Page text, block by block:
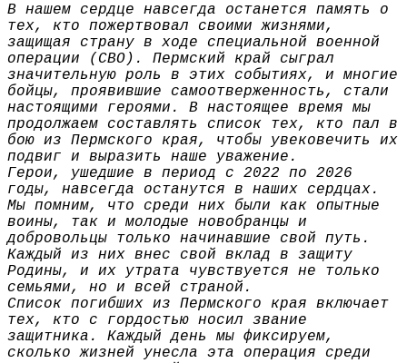
В нашем сердце навсегда останется память о
тех, кто пожертвовал своими жизнями,
защищая страну в ходе специальной военной
операции (СВО). Пермский край сыграл
значительную роль в этих событиях, и многие
бойцы, проявившие самоотверженность, стали
настоящими героями. В настоящее время мы
продолжаем составлять список тех, кто пал в
бою из Пермского края, чтобы увековечить их
подвиг и выразить наше уважение.
Герои, ушедшие в период с 2022 по 2026
годы, навсегда останутся в наших сердцах.
Мы помним, что среди них были как опытные
воины, так и молодые новобранцы и
добровольцы только начинавшие свой путь.
Каждый из них внес свой вклад в защиту
Родины, и их утрата чувствуется не только
семьями, но и всей страной.
Список погибших из Пермского края включает
тех, кто с гордостью носил звание
защитника. Каждый день мы фиксируем,
сколько жизней унесла эта операция среди